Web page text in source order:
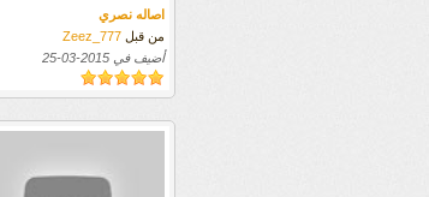
اصاله نصري
من قبل Zeez_777
أضيف في 2015-03-25